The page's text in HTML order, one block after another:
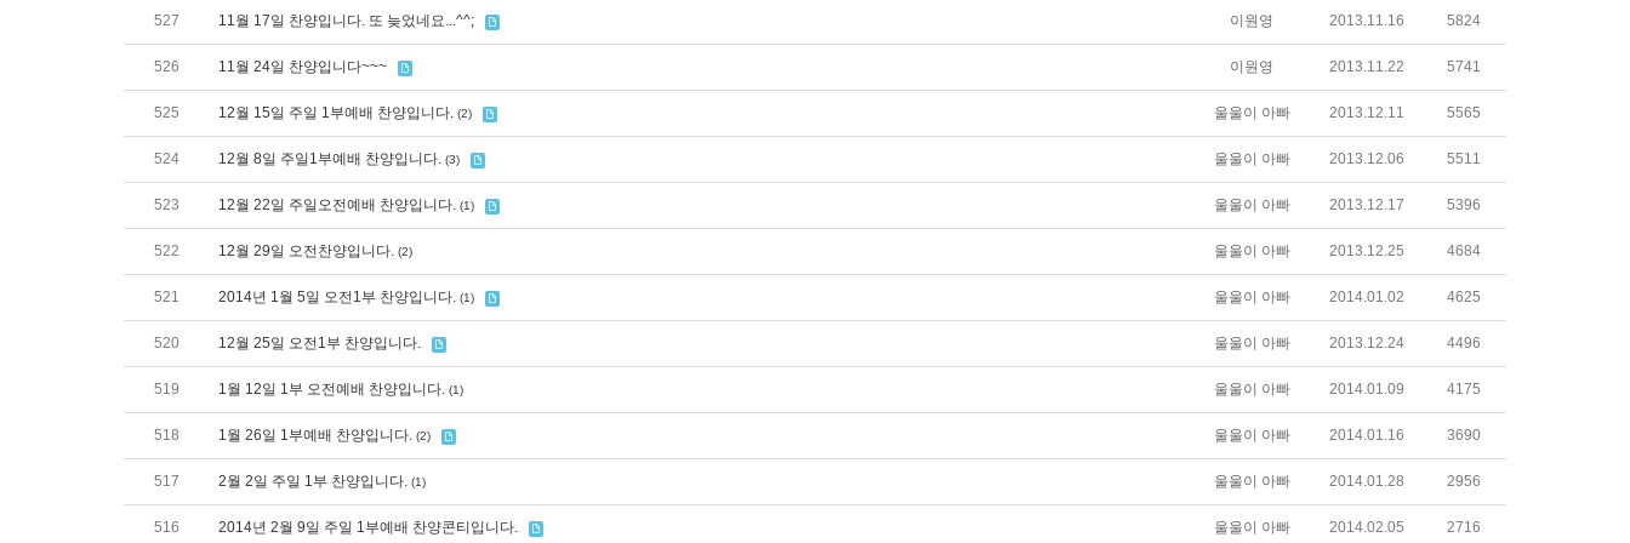
527 11월 17일 찬양입니다. 또 늦었네요...^^; 이원영 2013.11.16 5824
526 11월 24일 찬양입니다~~~ 이원영 2013.11.22 5741
525 12월 15일 주일 1부예배 찬양입니다. (2) 울울이 아빠 2013.12.11 5565
524 12월 8일 주일1부예배 찬양입니다. (3) 울울이 아빠 2013.12.06 5511
523 12월 22일 주일오전예배 찬양입니다. (1) 울울이 아빠 2013.12.17 5396
522 12월 29일 오전찬양입니다. (2) 울울이 아빠 2013.12.25 4684
521 2014년 1월 5일 오전1부 찬양입니다. (1) 울울이 아빠 2014.01.02 4625
520 12월 25일 오전1부 찬양입니다. 울울이 아빠 2013.12.24 4496
519 1월 12일 1부 오전예배 찬양입니다. (1) 울울이 아빠 2014.01.09 4175
518 1월 26일 1부예배 찬양입니다. (2) 울울이 아빠 2014.01.16 3690
517 2월 2일 주일 1부 찬양입니다. (1) 울울이 아빠 2014.01.28 2956
516 2014년 2월 9일 주일 1부예배 찬양콘티입니다. 울울이 아빠 2014.02.05 2716